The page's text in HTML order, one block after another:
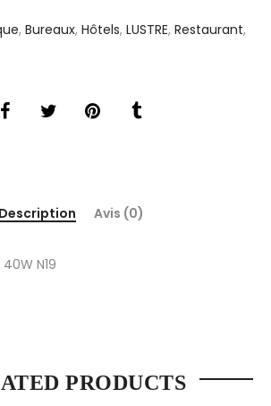
, Bureaux, Hôtels, LUSTRE, Restaurant,
Description Avis (0)
N19
PRODUCTS